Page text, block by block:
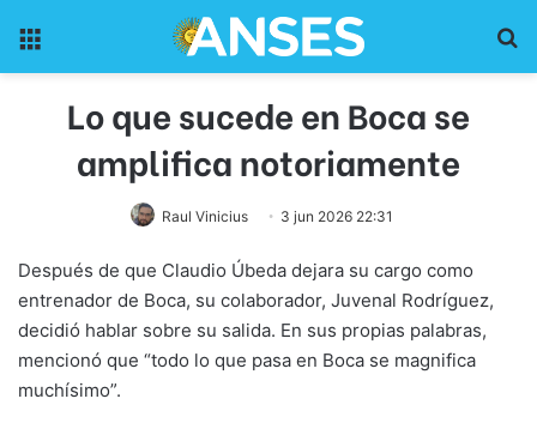
Lo que sucede en Boca se
amplifica notoriamente
Raul Vinicius 3 jun 2026 22:31
Después de que Claudio Úbeda dejara su cargo como
entrenador de Boca, su colaborador, Juvenal Rodríguez,
decidió hablar sobre su salida. En sus propias palabras,
mencionó que “todo lo que pasa en Boca se magnifica
muchísimo”.